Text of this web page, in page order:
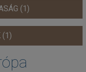
(1)
(1)